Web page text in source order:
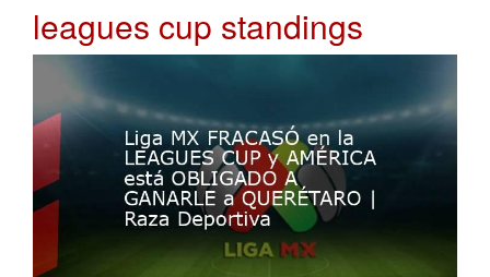
leagues cup standings